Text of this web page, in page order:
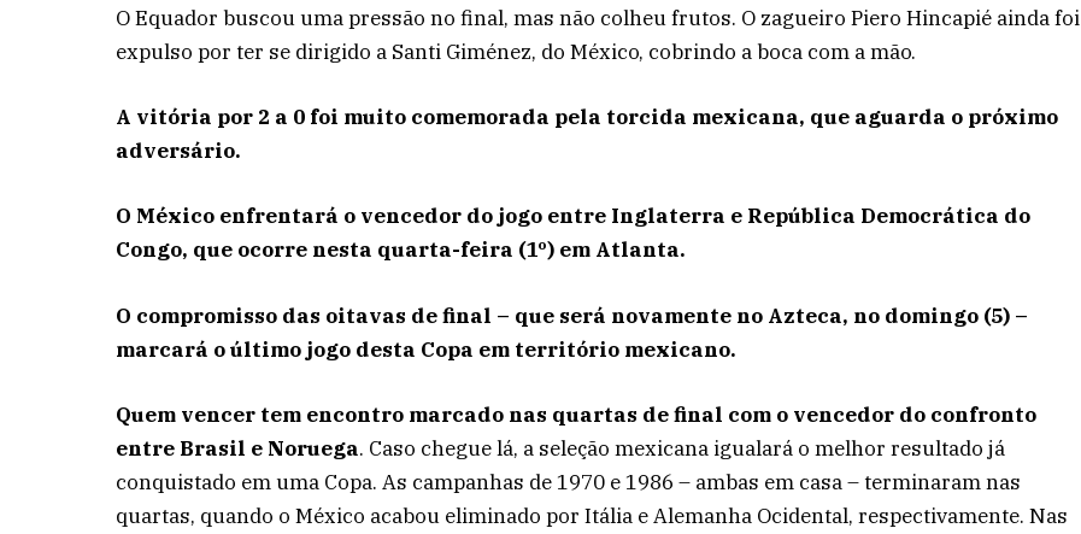
O Equador buscou uma pressão no final, mas não colheu frutos. O zagueiro Piero Hincapié ainda foi
expulso por ter se dirigido a Santi Giménez, do México, cobrindo a boca com a mão.
A vitória por 2 a 0 foi muito comemorada pela torcida mexicana, que aguarda o próximo
adversário.
O México enfrentará o vencedor do jogo entre Inglaterra e República Democrática do
Congo, que ocorre nesta quarta-feira (1º) em Atlanta.
O compromisso das oitavas de final – que será novamente no Azteca, no domingo (5) –
marcará o último jogo desta Copa em território mexicano.
Quem vencer tem encontro marcado nas quartas de final com o vencedor do confronto
entre Brasil e Noruega. Caso chegue lá, a seleção mexicana igualará o melhor resultado já
conquistado em uma Copa. As campanhas de 1970 e 1986 – ambas em casa – terminaram nas
quartas, quando o México acabou eliminado por Itália e Alemanha Ocidental, respectivamente. Nas